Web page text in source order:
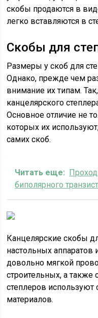
скобы продаются в
легко вставляются в
Скобы для
Размеры у скоб для
Однако, прежде чем
внимание их типам.
канцелярского
Основное отличие не
которых их
самих скоб.
Читать еще:
биполярного
Канцелярские скобы
настольных аппаратов
довольно мягкой
строительных, а
степлеров
материалов.